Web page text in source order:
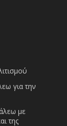
για την
με
της